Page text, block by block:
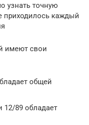
узнать точную
приходилось каждый
имеют свои
общей
12/89 обладает